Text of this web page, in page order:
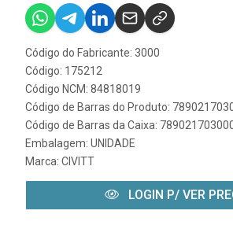
Código do Fabricante: 3000
Código: 175212
Código NCM: 84818019
Código de Barras do Produto:
Código de Barras da Caixa:
Embalagem: UNIDADE
Marca: CIVITT
LOGIN P/ VER